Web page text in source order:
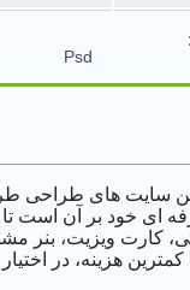
Psd
:
لایه باز
سایت های طراحی
ای خود بر آن است
کارت ویزیت، بنر
کمترین هزینه، در